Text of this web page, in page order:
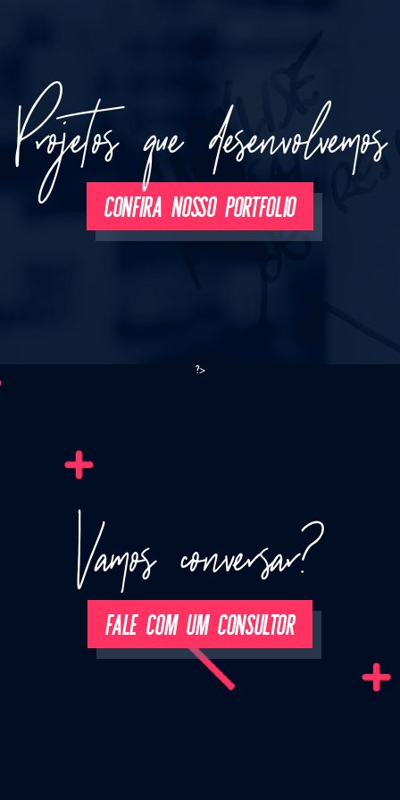
Projetos que desenvolvemos
CONFIRA NOSSO PORTFOLIO
?>
Vamos conversar?
FALE COM UM CONSULTOR